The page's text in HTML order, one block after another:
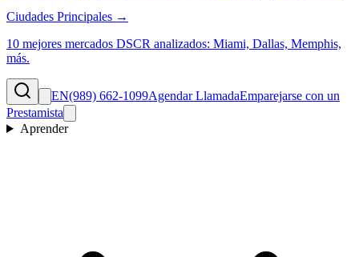
Ciudades Principales →
10 mejores mercados DSCR analizados: Miami, Dallas, Memphis,
más.
EN(989) 662-1099Agendar LlamadaEmparejarse con un
Prestamista
Aprender